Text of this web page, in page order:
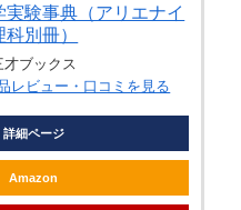
実験事典（アリエナイ
科別冊）
才ブックス
レビュー・口コミを見る
詳細ページ
Amazon